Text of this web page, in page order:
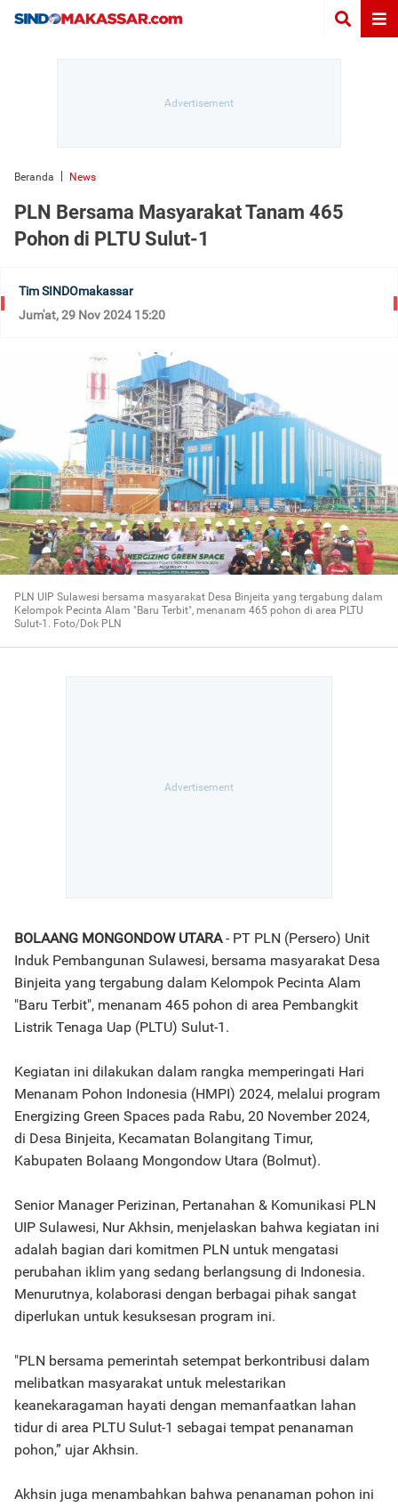
Beranda News
PLN Bersama Masyarakat Tanam 465
Pohon di PLTU Sulut-1
Tim SINDOmakassar
Jum'at, 29 Nov 2024 15:20
PLN UIP Sulawesi bersama masyarakat Desa Binjeita yang tergabung dalam
Kelompok Pecinta Alam "Baru Terbit", menanam 465 pohon di area PLTU
Sulut-1. Foto/Dok PLN
BOLAANG MONGONDOW UTARA- PT PLN (Persero) Unit
Induk Pembangunan Sulawesi, bersama masyarakat Desa
Binjeita yang tergabung dalam Kelompok Pecinta Alam
"Baru Terbit", menanam 465 pohon di area Pembangkit
Listrik Tenaga Uap (PLTU) Sulut-1.
Kegiatan ini dilakukan dalam rangka memperingati Hari
Menanam Pohon Indonesia (HMPI) 2024, melalui program
Energizing Green Spaces pada Rabu, 20 November 2024,
di Desa Binjeita, Kecamatan Bolangitang Timur,
Kabupaten Bolaang Mongondow Utara (Bolmut).
Senior Manager Perizinan, Pertanahan & Komunikasi PLN
UIP Sulawesi, Nur Akhsin, menjelaskan bahwa kegiatan ini
adalah bagian dari komitmen PLN untuk mengatasi
perubahan iklim yang sedang berlangsung di Indonesia.
Menurutnya, kolaborasi dengan berbagai pihak sangat
diperlukan untuk kesuksesan program ini.
"PLN bersama pemerintah setempat berkontribusi dalam
melibatkan masyarakat untuk melestarikan
keanekaragaman hayati dengan memanfaatkan lahan
tidur di area PLTU Sulut-1 sebagai tempat penanaman
pohon,” ujar Akhsin.
Akhsin juga menambahkan bahwa penanaman pohon ini